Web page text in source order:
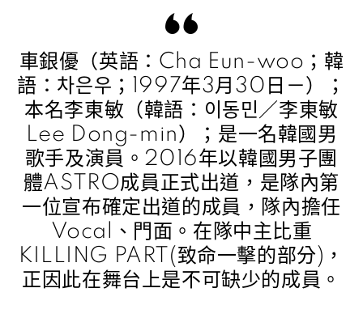
車銀優（英語：Cha Eun-woo；韓
語：차은우；1997年3月30日－）；
本名李東敏（韓語：이동민／李東敏
Lee Dong-min）；是一名韓國男
歌手及演員。2016年以韓國男子團
體ASTRO成員正式出道，是隊內第
一位宣布確定出道的成員，隊內擔任
Vocal、門面。在隊中主比重
KILLING PART(致命一擊的部分)，
正因此在舞台上是不可缺少的成員。